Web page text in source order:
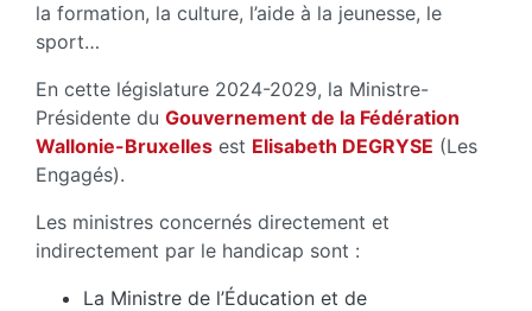
la formation, la culture, l’aide à la jeunesse, le
sport…
En cette législature 2024-2029, la Ministre-
Présidente du Gouvernement de la Fédération
Wallonie-Bruxelles est Elisabeth DEGRYSE (Les
Engagés).
Les ministres concernés directement et
indirectement par le handicap sont :
La Ministre de l’Éducation et de